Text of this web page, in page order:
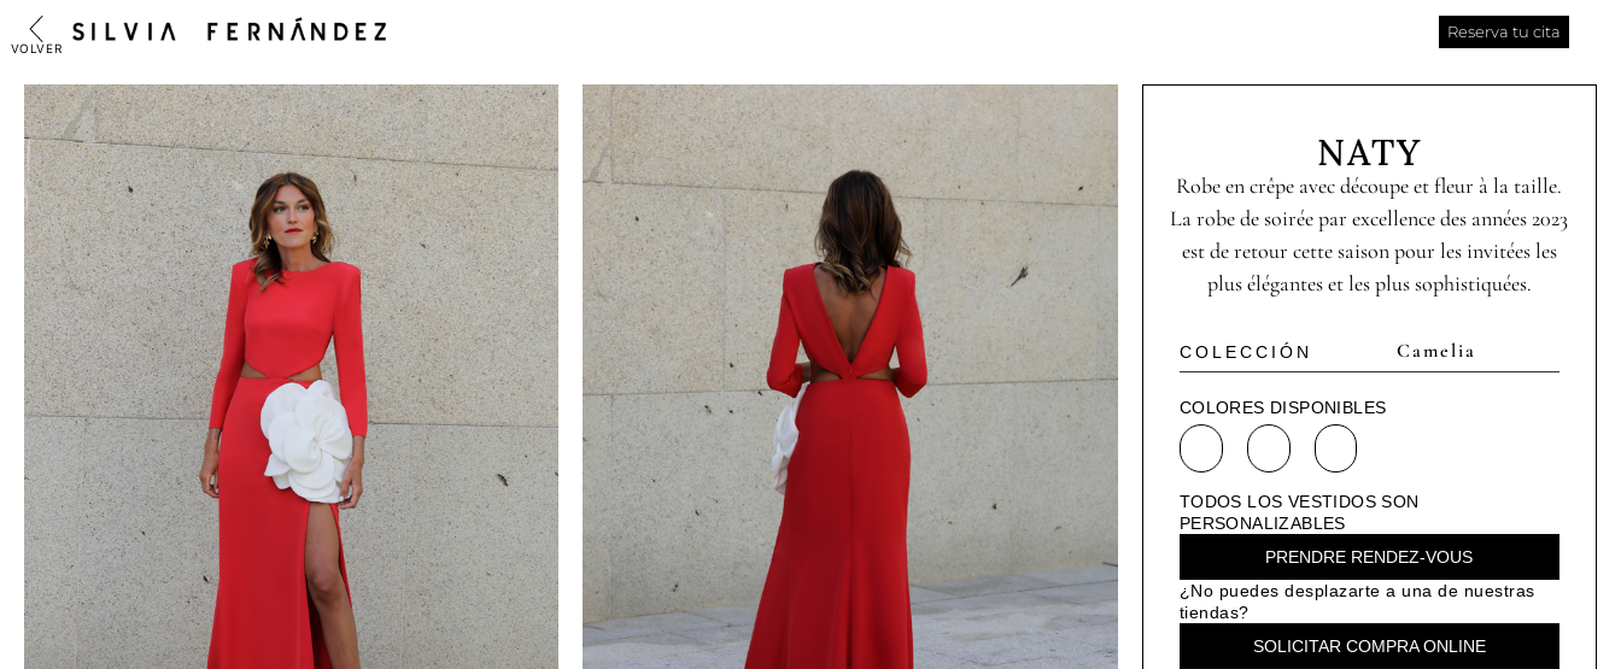
Reserva tu cita
NATY
Robe en crêpe avec découpe et fleur à la taille.
La robe de soirée par excellence des années 2023
est de retour cette saison pour les invitées les
plus élégantes et les plus sophistiquées.
COLECCIÓN Camelia
COLORES DISPONIBLES
TODOS LOS VESTIDOS SON
PERSONALIZABLES
PRENDRE RENDEZ-VOUS
¿No puedes desplazarte a una de nuestras
tiendas?
SOLICITAR COMPRA ONLINE